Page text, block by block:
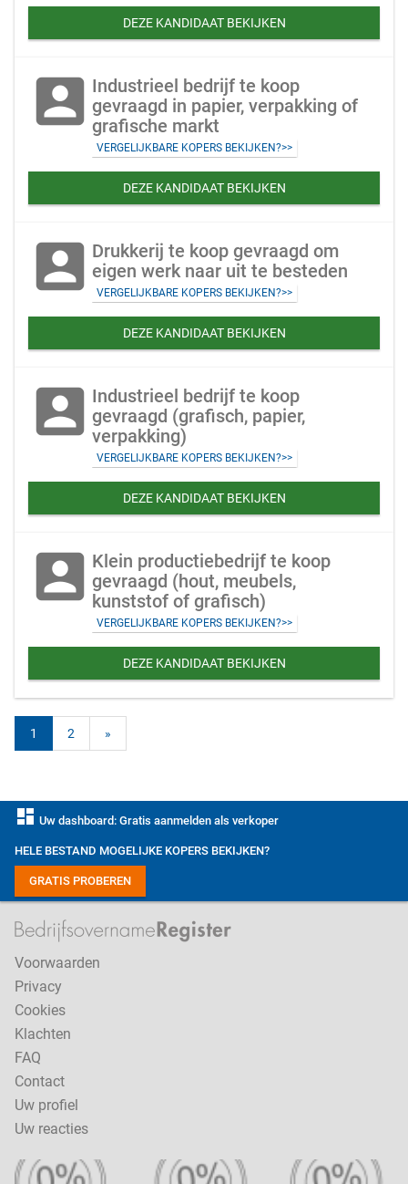
DEZE KANDIDAAT BEKIJKEN
account_box Industrieel bedrijf te koop
gevraagd in papier, verpakking of
grafische markt
VERGELIJKBARE KOPERS BEKIJKEN?>>
DEZE KANDIDAAT BEKIJKEN
account_box Drukkerij te koop gevraagd om
eigen werk naar uit te besteden
VERGELIJKBARE KOPERS BEKIJKEN?>>
DEZE KANDIDAAT BEKIJKEN
account_box Industrieel bedrijf te koop
gevraagd (grafisch, papier,
verpakking)
VERGELIJKBARE KOPERS BEKIJKEN?>>
DEZE KANDIDAAT BEKIJKEN
account_box Klein productiebedrijf te koop
gevraagd (hout, meubels,
kunststof of grafisch)
VERGELIJKBARE KOPERS BEKIJKEN?>>
DEZE KANDIDAAT BEKIJKEN
1 2 »
dashboard Uw dashboard: Gratis aanmelden als verkoper
HELE BESTAND MOGELIJKE KOPERS BEKIJKEN?
GRATIS PROBEREN
Voorwaarden
Privacy
Cookies
Klachten
FAQ
Contact
Uw profiel
Uw reacties